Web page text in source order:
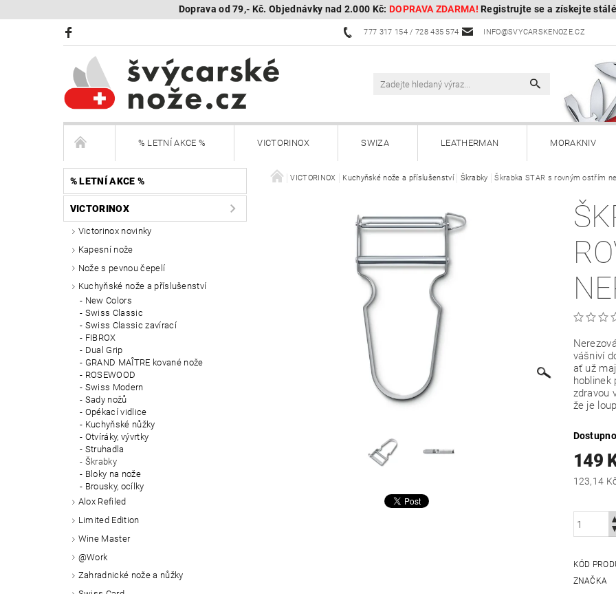
Doprava od 79,- Kč. Objednávky nad 2.000 Kč: DOPRAVA ZDARMA! Registrujte se a získejte
777 317 154 / 728 435 574 INFO@SVYCARSKENOZE.CZ
% LETNÍ AKCE % VICTORINOX SWIZA LEATHERMAN MORAKNIV
BÖKER Limited BÖKER - sestav si nůž HULTAFORS - Švédské sekery HUSQVARNA - Švédské
KAMBUKKA - termohrnky, lahve, termonádoby Kuchyňské nože a příslušenství
Další nože Dárkové poukazy
SEGWAY NAVIMOW - robotické sekačky ROBOROCK-robotické sekačky Vrácení,
% LETNÍ AKCE %
VICTORINOX
Victorinox novinky
Kapesní nože
Nože s pevnou čepelí
Kuchyňské nože a příslušenství
New Colors
Swiss Classic
Swiss Classic zavírací
FIBROX
Dual Grip
GRAND MAÎTRE kované nože
ROSEWOOD
Swiss Modern
Sady nožů
Opékací vidlice
Kuchyňské nůžky
Otvíráky, vývrtky
Struhadla
Škrabky
Bloky na nože
Brousky, ocílky
Alox Refiled
Limited Edition
Wine Master
@Work
Zahradnické nože a nůžky
VICTORINOX Kuchyňské nože a příslušenství Škrabky Škrabka STAR s rovným ostřím
vášniví
ať už
hoblinek
zdravou
že je
149
KÓD
ZNAČKA